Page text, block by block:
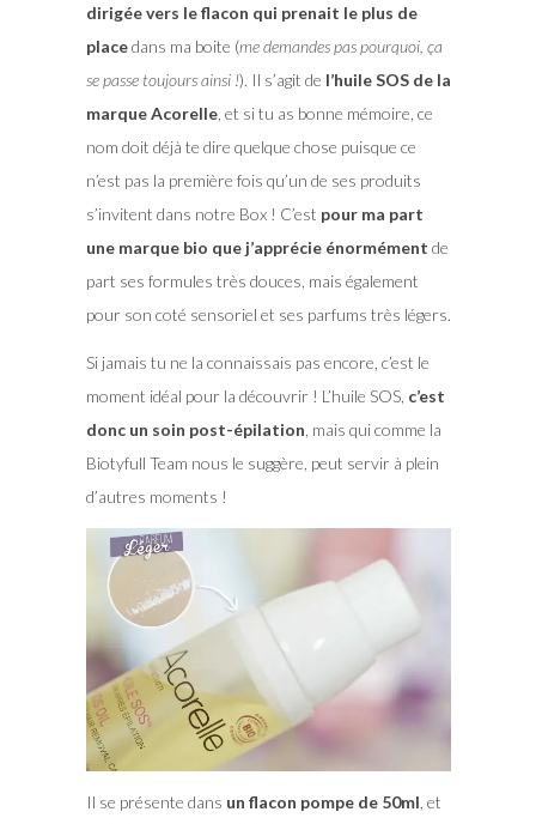
dirigée vers le flacon qui prenait le plus de
placedans ma boite (me demandes pas pourquoi, ça
se passe toujours ainsi !). Il s’agit de l’huile SOS de la
marque Acorelle, et si tu as bonne mémoire, ce
nom doit déjà te dire quelque chose puisque ce
n’est pas la première fois qu’un de ses produits
s’invitent dans notre Box ! C’est pour ma part
une marque bio que j’apprécie énormément de
part ses formules très douces, mais également
pour son coté sensoriel et ses parfums très légers.
Si jamais tu ne la connaissais pas encore, c’est le
moment idéal pour la découvrir ! L’huile SOS, c’est
donc un soin post-épilation , mais qui comme la
Biotyfull Team nous le suggère, peut servir à plein
d’autres moments !
Il se présente dans un flacon pompe de 50ml , et